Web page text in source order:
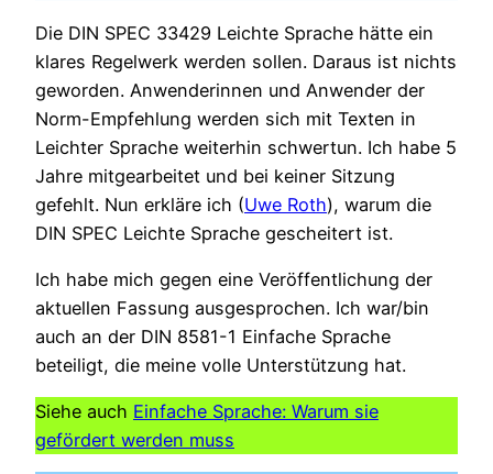
Die DIN SPEC 33429 Leichte Sprache hätte ein
klares Regelwerk werden sollen. Daraus ist nichts
geworden. Anwenderinnen und Anwender der
Norm-Empfehlung werden sich mit Texten in
Leichter Sprache weiterhin schwertun. Ich habe 5
Jahre mitgearbeitet und bei keiner Sitzung
gefehlt. Nun erkläre ich (Uwe Roth), warum die
DIN SPEC Leichte Sprache gescheitert ist.
Ich habe mich gegen eine Veröffentlichung der
aktuellen Fassung ausgesprochen. Ich war/bin
auch an der DIN 8581-1 Einfache Sprache
beteiligt, die meine volle Unterstützung hat.
Siehe auch Einfache Sprache: Warum sie
gefördert werden muss